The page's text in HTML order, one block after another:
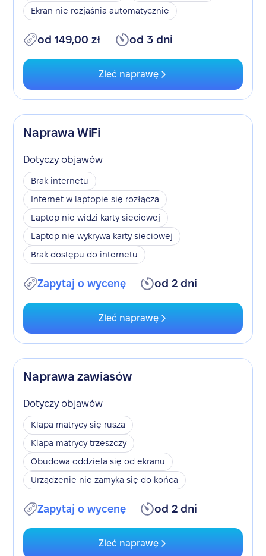
Ekran nie rozjaśnia automatycznie
od 149,00 zł od 3 dni
Zleć naprawę
Naprawa WiFi
Dotyczy objawów
Brak internetu
Internet w laptopie się rozłącza
Laptop nie widzi karty sieciowej
Laptop nie wykrywa karty sieciowej
Brak dostępu do internetu
Zapytaj o wycenę od 2 dni
Zleć naprawę
Naprawa zawiasów
Dotyczy objawów
Klapa matrycy się rusza
Klapa matrycy trzeszczy
Obudowa oddziela się od ekranu
Urządzenie nie zamyka się do końca
Zapytaj o wycenę od 2 dni
Zleć naprawę